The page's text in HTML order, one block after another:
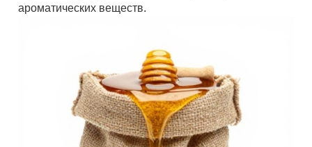
ароматических веществ.